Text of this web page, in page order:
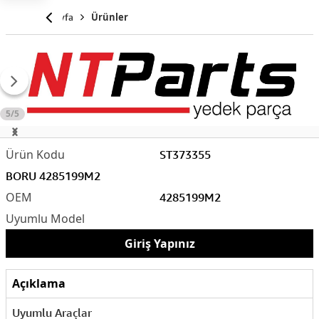
Anasayfa Ürünler
5/5
ST373355
4285199M2
BORU 4285199M2
Giriş Yapınız
Açıklama
Uyumlu Araçlar